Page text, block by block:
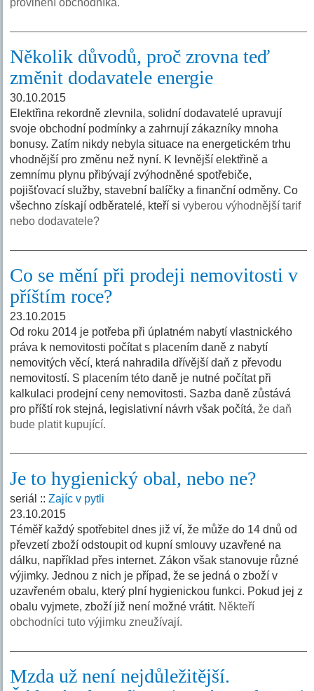
provinění obchodníka.
Několik důvodů, proč zrovna teď
změnit dodavatele energie
30.10.2015
Elektřina rekordně zlevnila, solidní dodavatelé upravují
svoje obchodní podmínky a zahrnují zákazníky mnoha
bonusy. Zatím nikdy nebyla situace na energetickém trhu
vhodnější pro změnu než nyní. K levnější elektřině a
zemnímu plynu přibývají zvýhodněné spotřebiče,
pojišťovací služby, stavební balíčky a finanční odměny. Co
všechno získají odběratelé, kteří sivyberou výhodnější tarif
nebo dodavatele?
Co se mění při prodeji nemovitosti v
příštím roce?
23.10.2015
Od roku 2014 je potřeba při úplatném nabytí vlastnického
práva k nemovitosti počítat s placením daně z nabytí
nemovitých věcí, která nahradila dřívější daň z převodu
nemovitostí. S placením této daně je nutné počítat při
kalkulaci prodejní ceny nemovitosti. Sazba daně zůstává
pro příští rok stejná, legislativní návrh však počítá, že daň
bude platit kupující.
Je to hygienický obal, nebo ne?
seriál ::Zajíc v pytli
23.10.2015
Téměř každý spotřebitel dnes již ví, že může do 14 dnů od
převzetí zboží odstoupit od kupní smlouvy uzavřené na
dálku, například přes internet. Zákon však stanovuje různé
výjimky. Jednou z nich je případ, že se jedná o zboží v
uzavřeném obalu, který plní hygienickou funkci. Pokud jej z
obalu vyjmete, zboží již není možné vrátit. Někteří
obchodníci tuto výjimku zneužívají.
Mzda už není nejdůležitější.